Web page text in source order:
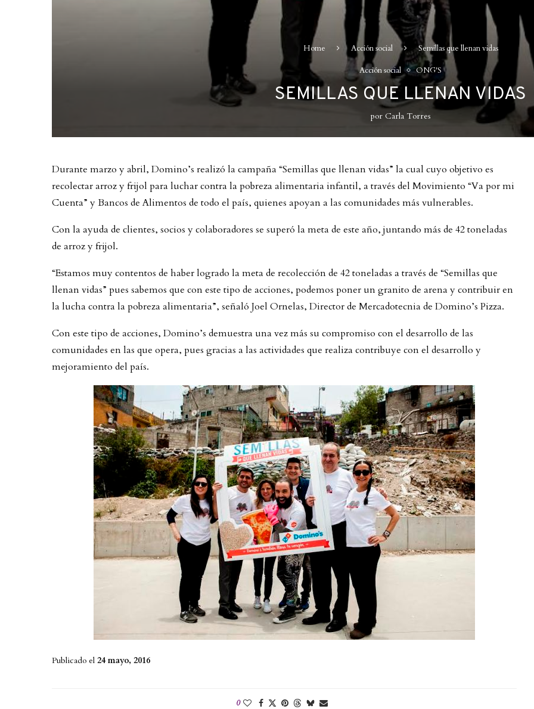
Home Acción social Semillas que llenan vidas
Acción social ONG'S
SEMILLAS QUE LLENAN VIDAS
por Carla Torres
Durante marzo y abril, Domino’s realizó la campaña “Semillas que llenan vidas” la cual cuyo objetivo es
recolectar arroz y frijol para luchar contra la pobreza alimentaria infantil, a través del Movimiento “Va por mi
Cuenta” y Bancos de Alimentos de todo el país, quienes apoyan a las comunidades más vulnerables.
Con la ayuda de clientes, socios y colaboradores se superó la meta de este año, juntando más de 42 toneladas
de arroz y frijol.
“Estamos muy contentos de haber logrado la meta de recolección de 42 toneladas a través de “Semillas que
llenan vidas” pues sabemos que con este tipo de acciones, podemos poner un granito de arena y contribuir en
la lucha contra la pobreza alimentaria”, señaló Joel Ornelas, Director de Mercadotecnia de Domino’s Pizza.
Con este tipo de acciones, Domino’s demuestra una vez más su compromiso con el desarrollo de las
comunidades en las que opera, pues gracias a las actividades que realiza contribuye con el desarrollo y
mejoramiento del país.
Publicado el 24 mayo, 2016
0